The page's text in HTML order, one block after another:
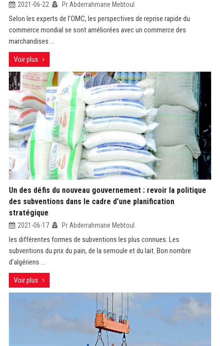
2021-06-22 Pr Abderrahmane Mebtoul
Selon les experts de l’OMC, les perspectives de reprise rapide du
commerce mondial se sont améliorées avec un commerce des
marchandises ...
Voir plus
Un des défis du nouveau gouvernement : revoir la politique
des subventions dans le cadre d’une planification
stratégique
2021-06-17 Pr Abderrahmane Mebtoul
les différentes formes de subventions les plus connues. Les
subventions du prix du pain, de la semoule et du lait. Bon nombre
d’algériens ...
Voir plus